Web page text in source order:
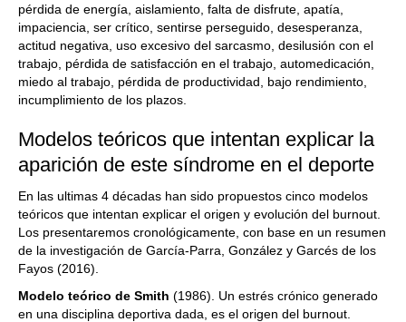
pérdida de energía, aislamiento, falta de disfrute, apatía,
impaciencia, ser crítico, sentirse perseguido, desesperanza,
actitud negativa, uso excesivo del sarcasmo, desilusión con el
trabajo, pérdida de satisfacción en el trabajo, automedicación,
miedo al trabajo, pérdida de productividad, bajo rendimiento,
incumplimiento de los plazos.
Modelos teóricos que intentan explicar la
aparición de este síndrome en el deporte
En las ultimas 4 décadas han sido propuestos cinco modelos
teóricos que intentan explicar el origen y evolución del burnout.
Los presentaremos cronológicamente, con base en un resumen
de la investigación de García-Parra, González y Garcés de los
Fayos (2016).
Modelo teórico de Smith (1986). Un estrés crónico generado
en una disciplina deportiva dada, es el origen del burnout.